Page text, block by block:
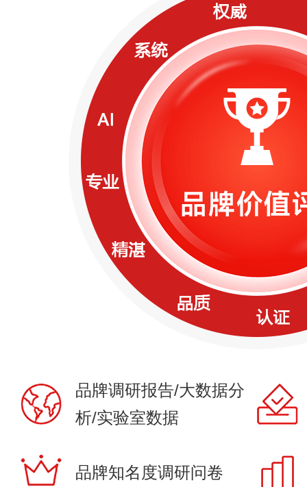
品牌调研报告/大数据分
析/实验室数据
品牌知名度调研问卷